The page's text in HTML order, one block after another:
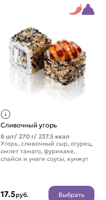
Сливочный угорь
8 шт/ 270 г/ 237.5 ккал
Угорь, сливочный сыр, огурец,
омлет тамаго, фурикаке,
спайси и унаги соусы, кунжут
17.5руб. Выбрать